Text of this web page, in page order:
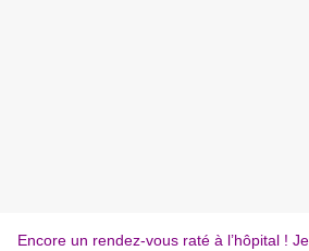
Encore un rendez-vous raté à l’hôpital !